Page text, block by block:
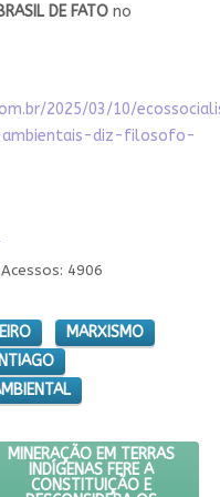
DE FATO no
2025/03/10/
diz-filosofo-
Acessos: 4906
MARXISMO
DOS
PRÓXIMO ARTIGO:
MINERAÇÃO EM TERRAS
INDÍGENAS FERE A
CONSTITUIÇÃO E